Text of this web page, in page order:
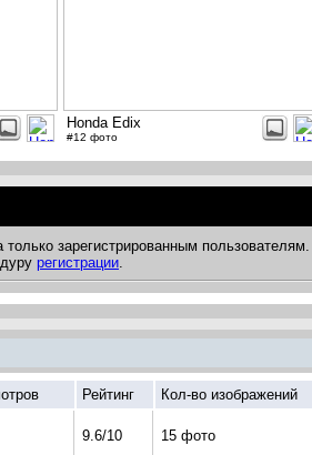
Honda Edix
#12 фото
зарегистрированным пользователям.
регистрации.
Рейтинг Кол-во изображений
9.6/10 15 фото